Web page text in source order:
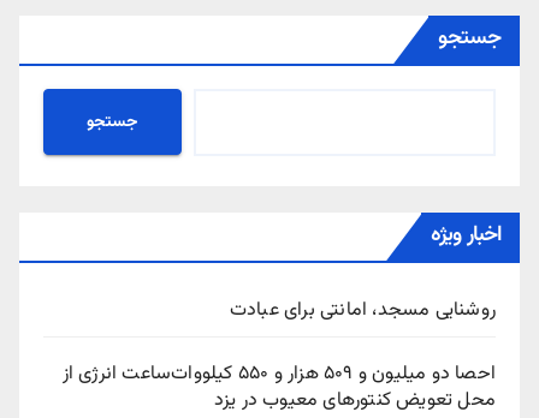
جستجو
جستجو
اخبار ویژه
روشنایی مسجد، امانتی برای عبادت
احصا دو میلیون و ۵۰۹ هزار و ۵۵۰ کیلووات‌ساعت انرژی از
محل تعویض کنتورهای معیوب در یزد